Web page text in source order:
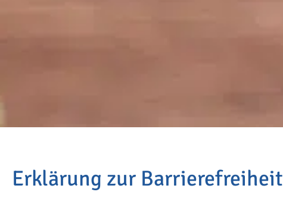
Erklärung zur Barrierefreiheit